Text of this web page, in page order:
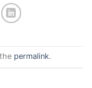
permalink.